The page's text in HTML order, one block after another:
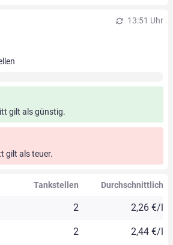
13:51 Uhr
gilt als günstig.
gilt als teuer.
Tankstellen Durchschnittlich
2 2,26 €/l
2 2,44 €/l